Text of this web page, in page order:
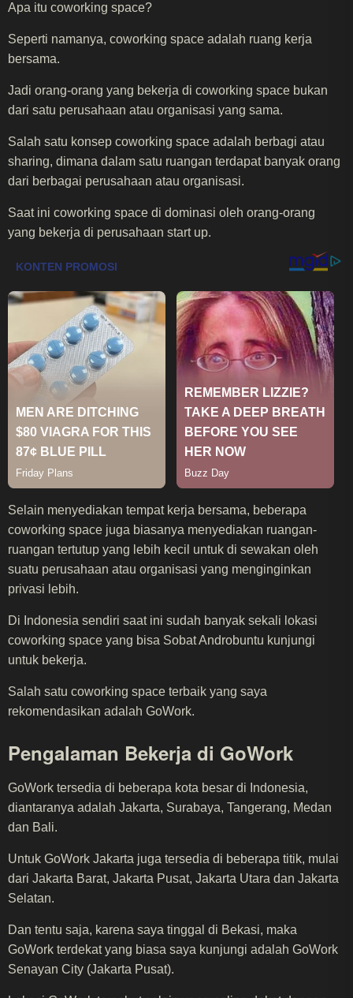
Apa itu coworking space?
Seperti namanya, coworking space adalah ruang kerja
bersama.
Jadi orang-orang yang bekerja di coworking space bukan
dari satu perusahaan atau organisasi yang sama.
Salah satu konsep coworking space adalah berbagi atau
sharing, dimana dalam satu ruangan terdapat banyak orang
dari berbagai perusahaan atau organisasi.
Saat ini coworking space di dominasi oleh orang-orang
yang bekerja di perusahaan start up.
Selain menyediakan tempat kerja bersama, beberapa
coworking space juga biasanya menyediakan ruangan-
ruangan tertutup yang lebih kecil untuk di sewakan oleh
suatu perusahaan atau organisasi yang menginginkan
privasi lebih.
Di Indonesia sendiri saat ini sudah banyak sekali lokasi
coworking space yang bisa Sobat Androbuntu kunjungi
untuk bekerja.
Salah satu coworking space terbaik yang saya
rekomendasikan adalah GoWork.
Pengalaman Bekerja di GoWork
GoWork tersedia di beberapa kota besar di Indonesia,
diantaranya adalah Jakarta, Surabaya, Tangerang, Medan
dan Bali.
Untuk GoWork Jakarta juga tersedia di beberapa titik, mulai
dari Jakarta Barat, Jakarta Pusat, Jakarta Utara dan Jakarta
Selatan.
Dan tentu saja, karena saya tinggal di Bekasi, maka
GoWork terdekat yang biasa saya kunjungi adalah GoWork
Senayan City (Jakarta Pusat).